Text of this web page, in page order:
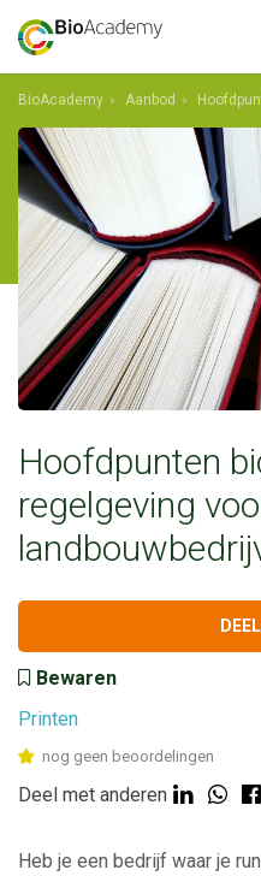
BioAcademy Aanbod
Hoofdpunten
regelgeving
Bewaren
Printen
nog geen beoordelingen
Deel met anderen
Heb je een bedrijf waar je